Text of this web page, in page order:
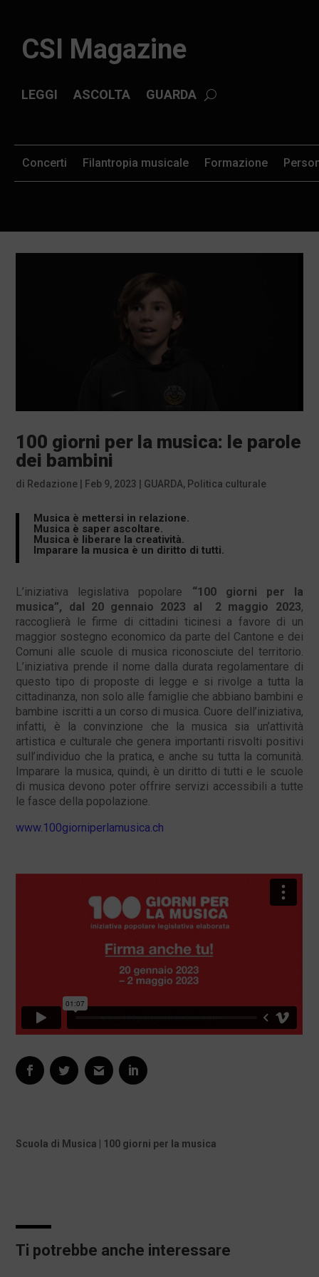
CSI Magazine
ASCOLTA GUARDA
LEGGI
Formazione
Concerti Filantropia musicale
100 giorni per la musica: le parole
dei bambini
di Redazione Feb 9, 2023 GUARDA, Politica culturale
Musica è mettersi in relazione.
Musica è saper ascoltare.
Musica è liberare la creatività.
Imparare la musica è un diritto di tutti.
L’iniziativa legislativa popolare “100 giorni per la
musica”, dal 20 gennaio 2023 al 2 maggio 2023,
raccoglierà le firme di cittadini ticinesi a favore di un
maggior sostegno economico da parte del Cantone e dei
Comuni alle scuole di musica riconosciute del territorio.
L’iniziativa prende il nome dalla durata regolamentare di
questo tipo di proposte di legge e si rivolge a tutta la
cittadinanza, non solo alle famiglie che abbiano bambini e
bambine iscritti a un corso di musica. Cuore dell’iniziativa,
infatti, è la convinzione che la musica sia un’attività
artistica e culturale che genera importanti risvolti positivi
sull’individuo che la pratica, e anche su tutta la comunità.
Imparare la musica, quindi, è un diritto di tutti e le scuole
di musica devono poter offrire servizi accessibili a tutte
le fasce della popolazione.
www.100giorniperlamusica.ch
Scuola di Musica | 100 giorni per la musica
Ti potrebbe anche interessare